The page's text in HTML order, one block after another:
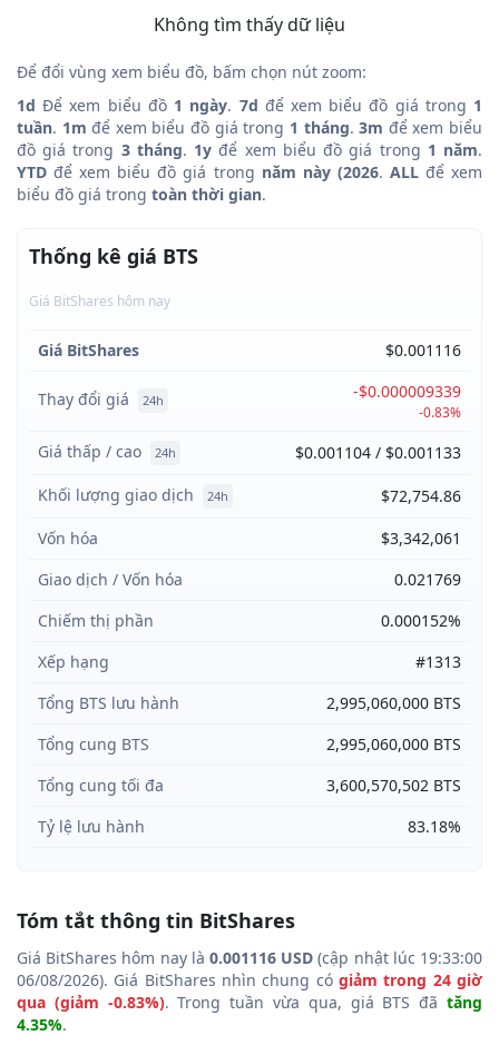
Không tìm thấy dữ liệu
Để đổi vùng xem biểu đồ, bấm chọn nút zoom:
1d Để xem biểu đồ 1 ngày. 7d để xem biểu đồ giá trong 1
tuần. 1m để xem biểu đồ giá trong 1 tháng.3m để xem biểu
đồ giá trong 3 tháng. 1y để xem biểu đồ giá trong 1 năm.
YTD để xem biểu đồ giá trong năm này (2026. ALLđể xem
biểu đồ giá trong toàn thời gian.
Thống kê giá BTS
Giá BitShares hôm nay
Giá BitShares $0.001116
Thay đổi giá 24h -$0.000009339
-0.83%
Giá thấp / cao 24h
$0.001104 / $0.001133
Khối lượng giao dịch
24h
$72,754.86
Vốn hóa
$3,342,061
Giao dịch / Vốn hóa
0.021769
Chiếm thị phần
0.000152%
Xếp hạng
#1313
Tổng BTS lưu hành
2,995,060,000 BTS
Tổng cung BTS
2,995,060,000 BTS
Tổng cung tối đa
3,600,570,502 BTS
Tỷ lệ lưu hành
83.18%
Tóm tắt thông tin BitShares
Giá BitShares hôm nay là 0.001116 USD (cập nhật lúc 19:33:00
06/08/2026). Giá BitShares nhìn chung có giảm trong 24 giờ
qua (giảm -0.83%). Trong tuần vừa qua, giá BTS đãtăng
4.35%.